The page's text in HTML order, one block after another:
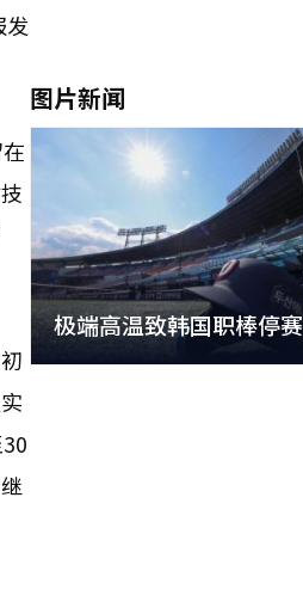
发
图片新闻
极端高温致韩国职棒停赛